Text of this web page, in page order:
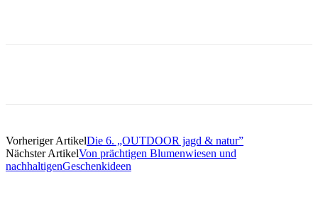
Vorheriger ArtikelDie 6. „OUTDOOR jagd & natur”
Nächster ArtikelVon prächtigen Blumenwiesen und
nachhaltigenGeschenkideen